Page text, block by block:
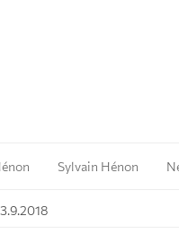
Sylvain Hénon